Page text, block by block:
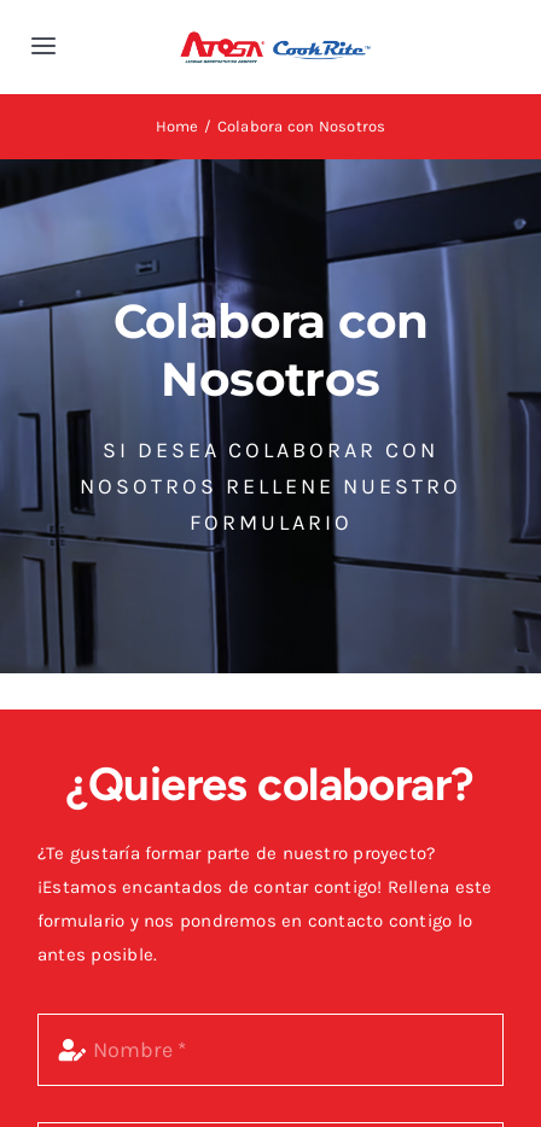
Toggle
Navigation
Quienes Somos
Productos
Colabora con Nosotros
Home Colabora con Nosotros
Colabora con
Nosotros
SI DESEA COLABORAR CON
NOSOTROS RELLENE NUESTRO
FORMULARIO
¿Quieres colaborar?
¿Te gustaría formar parte de nuestro proyecto?
¡Estamos encantados de contar contigo! Rellena este
formulario y nos pondremos en contacto contigo lo
antes posible.